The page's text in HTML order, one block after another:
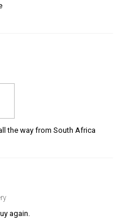
the way from South Africa
again.